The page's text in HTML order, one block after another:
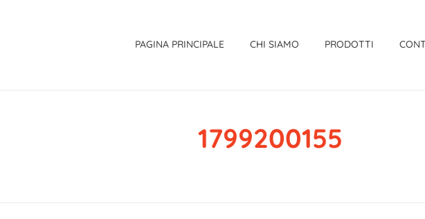
PAGINA PRINCIPALE CHI SIAMO PRODOTTI
1799200155